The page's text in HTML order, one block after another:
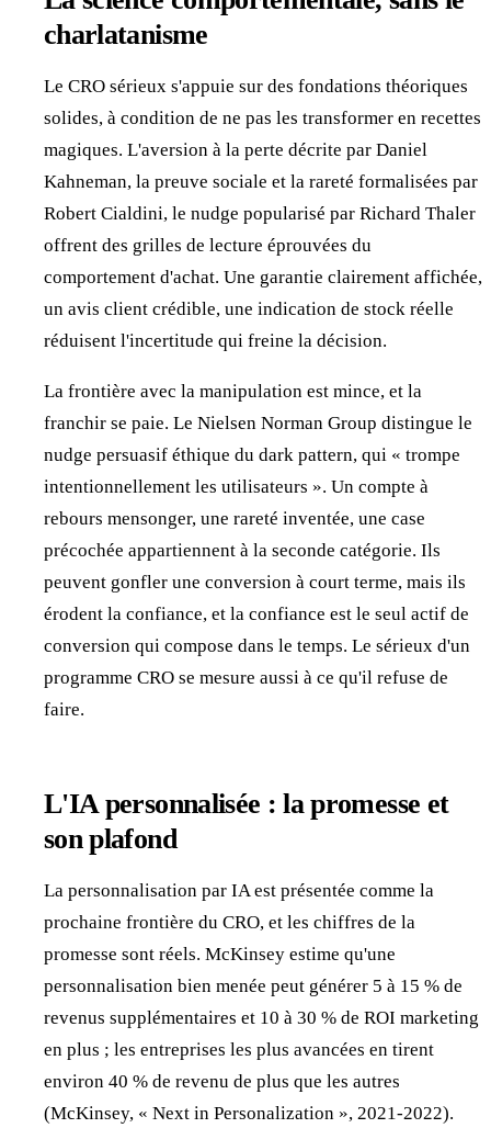
charlatanisme
Le CRO sérieux s'appuie sur des fondations théoriques
solides, à condition de ne pas les transformer en recettes
magiques. L'aversion à la perte décrite par Daniel
Kahneman, la preuve sociale et la rareté formalisées par
Robert Cialdini, le nudge popularisé par Richard Thaler
offrent des grilles de lecture éprouvées du
comportement d'achat. Une garantie clairement affichée,
un avis client crédible, une indication de stock réelle
réduisent l'incertitude qui freine la décision.
La frontière avec la manipulation est mince, et la
franchir se paie. Le Nielsen Norman Group distingue le
nudge persuasif éthique du dark pattern, qui « trompe
intentionnellement les utilisateurs ». Un compte à
rebours mensonger, une rareté inventée, une case
précochée appartiennent à la seconde catégorie. Ils
peuvent gonfler une conversion à court terme, mais ils
érodent la confiance, et la confiance est le seul actif de
conversion qui compose dans le temps. Le sérieux d'un
programme CRO se mesure aussi à ce qu'il refuse de
faire.
L'IA personnalisée : la promesse et
son plafond
La personnalisation par IA est présentée comme la
prochaine frontière du CRO, et les chiffres de la
promesse sont réels. McKinsey estime qu'une
personnalisation bien menée peut générer 5 à 15 % de
revenus supplémentaires et 10 à 30 % de ROI marketing
en plus ; les entreprises les plus avancées en tirent
environ 40 % de revenu de plus que les autres
(McKinsey, « Next in Personalization », 2021-2022).